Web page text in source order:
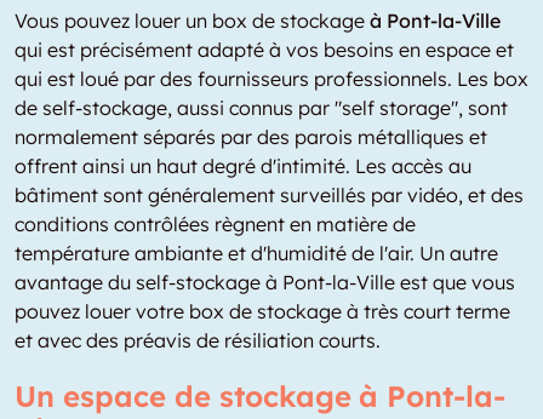
Vous pouvez louer un box de stockage à Pont-la-Ville
qui est précisément adapté à vos besoins en espace et
qui est loué par des fournisseurs professionnels. Les box
de self-stockage, aussi connus par "self storage", sont
normalement séparés par des parois métalliques et
offrent ainsi un haut degré d'intimité. Les accès au
bâtiment sont généralement surveillés par vidéo, et des
conditions contrôlées règnent en matière de
température ambiante et d'humidité de l'air. Un autre
avantage du self-stockage à Pont-la-Ville est que vous
pouvez louer votre box de stockage à très court terme
et avec des préavis de résiliation courts.
Un espace de stockage à Pont-la-